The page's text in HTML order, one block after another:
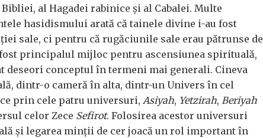
al Hagadei rabinice și al Cabalei. Multe
hasidismului arată că tainele divine i-au fost
sale, ci pentru că rugăciunile sale erau pătrunse de
fost principalul mijloc pentru ascensiunea spirituală,
deseori conceptul în termeni mai generali. Cineva
dintr-o cameră în alta, dintr-un Univers în cel
prin cele patru universuri, Asiyah, Yetzirah, Beriyah
celor Zece Sefirot. Folosirea acestor universuri
și legarea minții de cer joacă un rol important în